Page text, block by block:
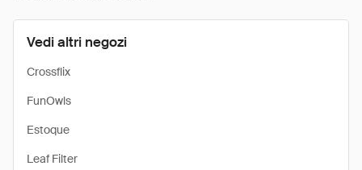
Vedi altri negozi
Crossflix
FunOwls
Estoque
Leaf Filter